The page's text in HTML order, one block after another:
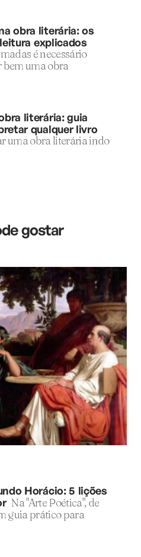
obra literária: os
explicados
é necessário
uma obra
literária: guia
qualquer livro
uma obra literária indo
gostar
Horácio: 5 lições
Na "Arte Poética", de
guia prático para